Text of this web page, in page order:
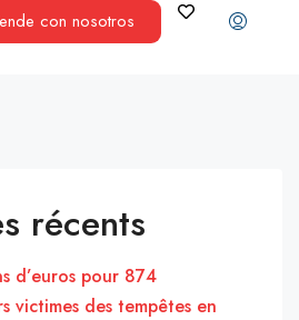
con nosotros
récents
d’euros pour 874
victimes des tempêtes en